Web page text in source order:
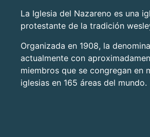
La Iglesia del Nazareno es una
protestante de la tradición
Organizada en 1908, la
actualmente con
miembros que se congregan en
iglesias en 165 áreas del mundo.